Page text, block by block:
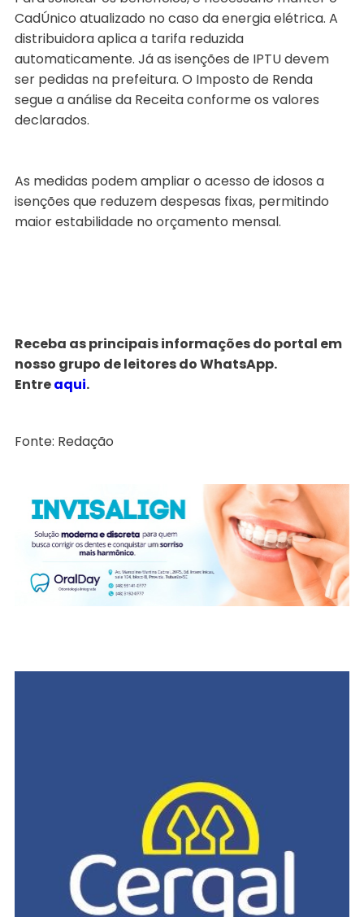
CadÚnico atualizado no caso da energia elétrica. A
distribuidora aplica a tarifa reduzida
automaticamente. Já as isenções de IPTU devem
ser pedidas na prefeitura. O Imposto de Renda
segue a análise da Receita conforme os valores
declarados.
As medidas podem ampliar o acesso de idosos a
isenções que reduzem despesas fixas, permitindo
maior estabilidade no orçamento mensal.
Receba as principais informações do portal em
nosso grupo de leitores do WhatsApp.
Entreaqui.
Fonte: Redação